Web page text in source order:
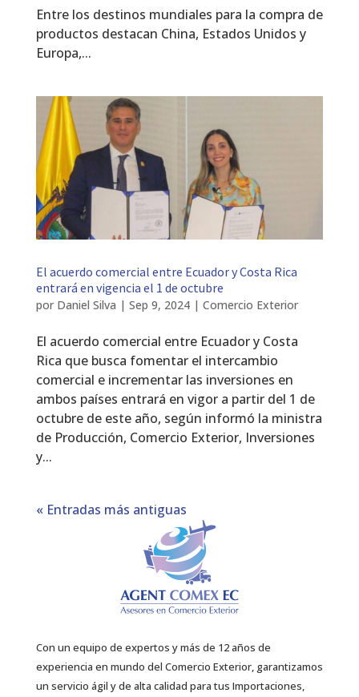
Entre los destinos mundiales para la compra de
productos destacan China, Estados Unidos y
Europa,...
El acuerdo comercial entre Ecuador y Costa Rica
entrará en vigencia el 1 de octubre
por Daniel Silva | Sep 9, 2024| Comercio Exterior
El acuerdo comercial entre Ecuador y Costa
Rica que busca fomentar el intercambio
comercial e incrementar las inversiones en
ambos países entrará en vigor a partir del 1 de
octubre de este año, según informó la ministra
de Producción, Comercio Exterior, Inversiones
y...
« Entradas más antiguas
Con un equipo de expertos y más de 12 años de
experiencia en mundo del Comercio Exterior, garantizamos
un servicio ágil y de alta calidad para tus Importaciones,